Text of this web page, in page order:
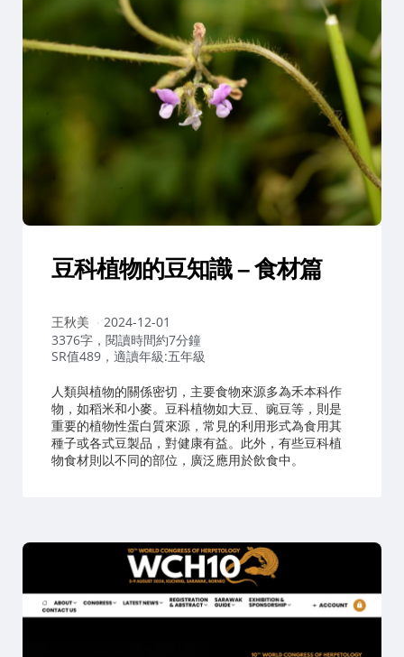
豆科植物的豆知識 – 食材篇
作
者：
王秋美
2024-12-01
3376字，閱讀時間約7分鐘
SR值489，適讀年級:五年級
人類與植物的關係密切，主要食物來源多為禾本科作
物，如稻米和小麥。豆科植物如大豆、豌豆等，則是
重要的植物性蛋白質來源，常見的利用形式為食用其
種子或各式豆製品，對健康有益。此外，有些豆科植
物食材則以不同的部位，廣泛應用於飲食中。